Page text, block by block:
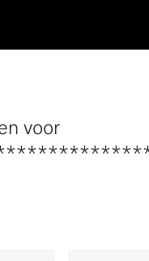
voor